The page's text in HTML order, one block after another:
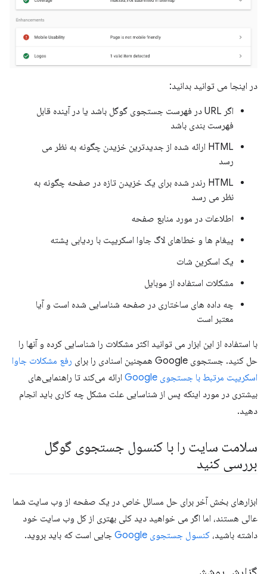
در اینجا می توانید بدانید:
اگر URL در فهرست جستجوی گوگل باشد یا در آینده قابل
فهرست بندی باشد
HTML ارائه شده از جدیدترین خزیدن چگونه به نظر می
رسد
HTML رندر شده برای یک خزیدن تازه در صفحه چگونه به
نظر می رسد
اطلاعات در مورد منابع صفحه
پیغام ها و خطاهای لاگ جاوا اسکریپت با ردیابی پشته
یک اسکرین شات
مشکلات استفاده از موبایل
چه داده های ساختاری در صفحه شناسایی شده است و آیا
معتبر است
با استفاده از این ابزار می توانید اکثر مشکلات را شناسایی کرده و آنها را
حل کنید. جستجوی Google همچنین اسنادی را برای
رفع مشکلات جاوا
اسکریپت مرتبط با جستجوی Google
ارائه می‌کند تا راهنمایی‌های
بیشتری در مورد اینکه پس از شناسایی علت مشکل چه کاری باید انجام
دهید.
سلامت سایت را با کنسول جستجوی گوگل
بررسی کنید
ابزارهای بخش آخر برای حل مسائل خاص در یک صفحه از وب سایت شما
عالی هستند، اما اگر می خواهید دید کلی بهتری از کل وب سایت خود
داشته باشید، کنسول جستجوی Google جایی است که باید بروید.